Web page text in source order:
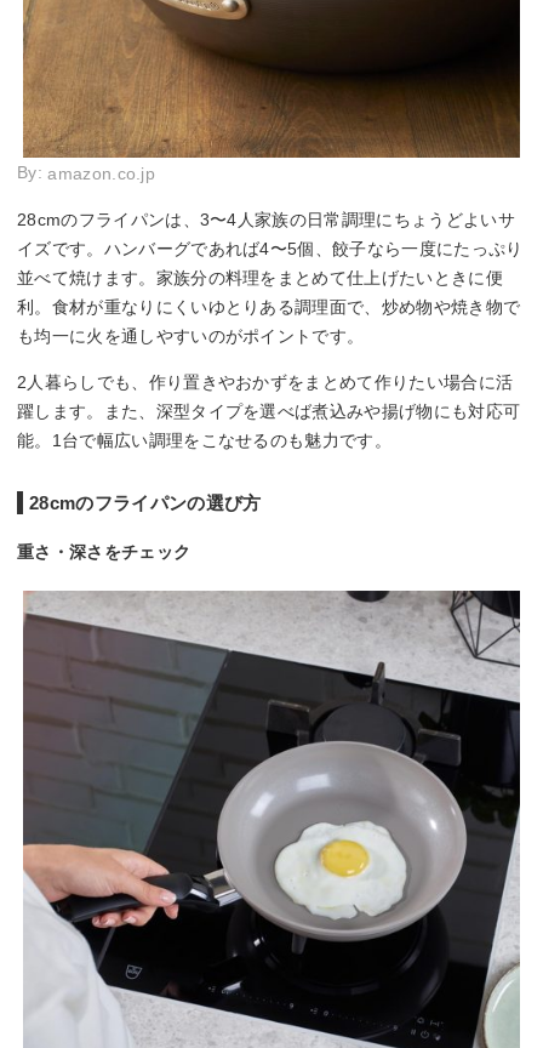
By:amazon.co.jp
28cmのフライパンは、3〜4人家族の日常調理にちょうどよいサ
イズです。ハンバーグであれば4〜5個、餃子なら一度にたっぷり
並べて焼けます。家族分の料理をまとめて仕上げたいときに便
利。食材が重なりにくいゆとりある調理面で、炒め物や焼き物で
も均一に火を通しやすいのがポイントです。
2人暮らしでも、作り置きやおかずをまとめて作りたい場合に活
躍します。また、深型タイプを選べば煮込みや揚げ物にも対応可
能。1台で幅広い調理をこなせるのも魅力です。
28cmのフライパンの選び方
重さ・深さをチェック